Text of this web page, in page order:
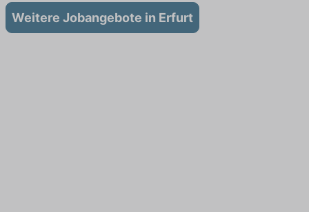
Weitere Jobangebote in Erfurt